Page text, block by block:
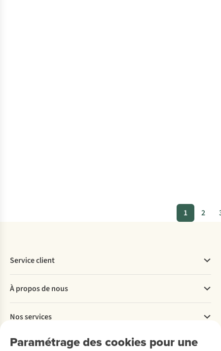
1 2
Paramétrage des cookies pour une
Service client
Commander
Payer
Livraison
Rétractation d'une commande
À propos de nous
Explore More
À propos d’Ayacucho
Nos services
Location / Location sports d’hiver
Découvrez